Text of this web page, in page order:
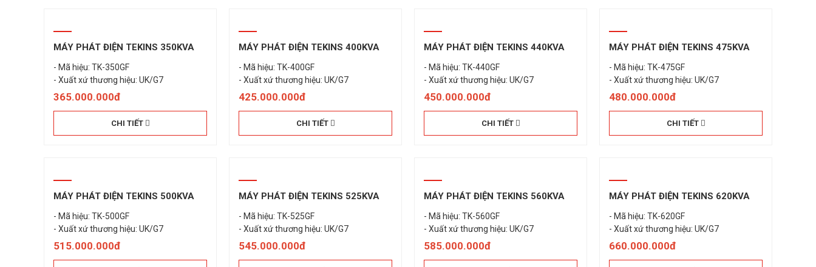
MÁY PHÁT ĐIỆN TEKINS 350KVA
- Mã hiệu: TK-350GF
- Xuất xứ thương hiệu: UK/G7
365.000.000đ
CHI TIẾT
MÁY PHÁT ĐIỆN TEKINS 400KVA
- Mã hiệu: TK-400GF
- Xuất xứ thương hiệu: UK/G7
425.000.000đ
CHI TIẾT
MÁY PHÁT ĐIỆN TEKINS 440KVA
- Mã hiệu: TK-440GF
- Xuất xứ thương hiệu: UK/G7
450.000.000đ
CHI TIẾT
MÁY PHÁT ĐIỆN TEKINS 475KVA
- Mã hiệu: TK-475GF
- Xuất xứ thương hiệu: UK/G7
480.000.000đ
CHI TIẾT
MÁY PHÁT ĐIỆN TEKINS 500KVA
- Mã hiệu: TK-500GF
- Xuất xứ thương hiệu: UK/G7
515.000.000đ
MÁY PHÁT ĐIỆN TEKINS 525KVA
- Mã hiệu: TK-525GF
- Xuất xứ thương hiệu: UK/G7
545.000.000đ
MÁY PHÁT ĐIỆN TEKINS 560KVA
- Mã hiệu: TK-560GF
- Xuất xứ thương hiệu: UK/G7
585.000.000đ
MÁY PHÁT ĐIỆN TEKINS 620KVA
- Mã hiệu: TK-620GF
- Xuất xứ thương hiệu: UK/G7
660.000.000đ